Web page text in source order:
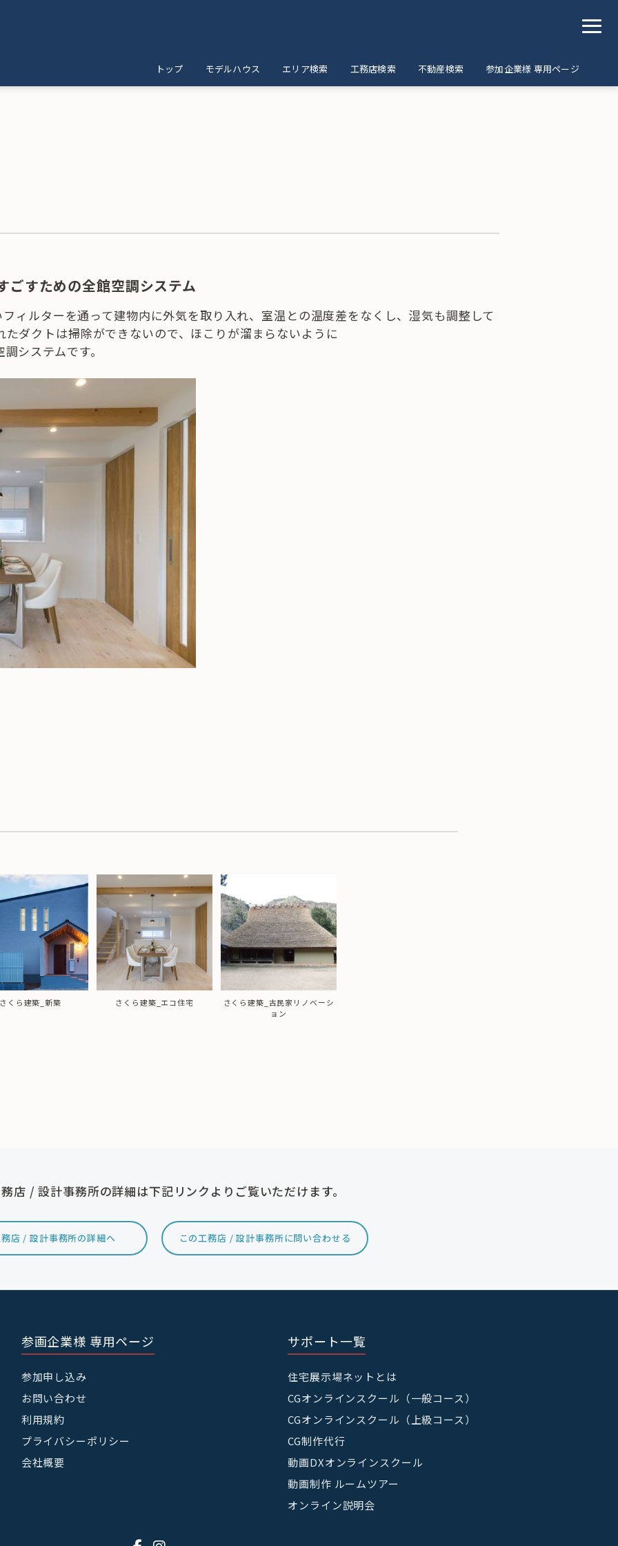
トップ モデルハウス エリア検索 工務店検索 不動産検索 参加企業様 専用ページ
ごすための全館空調システム
ィルターを通って建物内に外気を取り入れ、室温との温度差をなくし、湿気も調整して
ダクトは掃除ができないので、ほこりが溜まらないように
システムです。
さくら建築_新築 さくら建築_エコ住宅
さくら建築_古民家リノベーシ
ョン
店 / 設計事務所の詳細は下記リンクよりご覧いただけます。
店 / 設計事務所の詳細へ この工務店 / 設計事務所に問い合わせる
参画企業様 専用ページ
参加申し込み
お問い合わせ
利用規約
プライバシーポリシー
会社概要
サポート一覧
住宅展示場ネットとは
CGオンラインスクール（一般コース）
CGオンラインスクール（上級コース）
CG制作代行
動画DXオンラインスクール
動画制作 ルームツアー
オンライン説明会